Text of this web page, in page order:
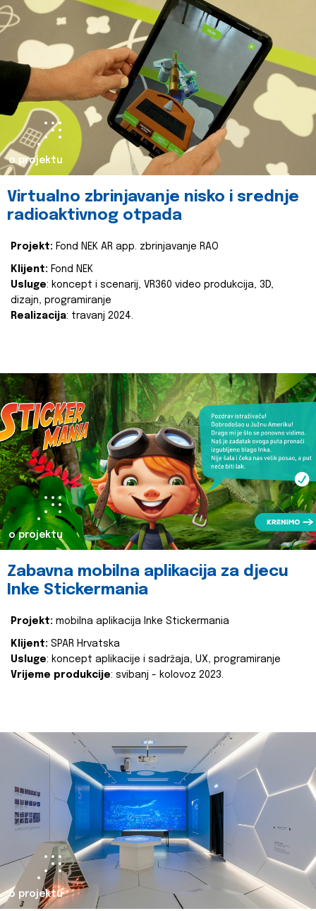
o projektu
Virtualno zbrinjavanje nisko i srednje
radioaktivnog otpada
Projekt: Fond NEK AR app. zbrinjavanje RAO
Klijent: Fond NEK
Usluge: koncept i scenarij, VR360 video produkcija, 3D,
dizajn, programiranje
Realizacija: travanj 2024.
o projektu
Zabavna mobilna aplikacija za djecu
Inke Stickermania
Projekt: mobilna aplikacija Inke Stickermania
Klijent: SPAR Hrvatska
Usluge: koncept aplikacije i sadržaja, UX, programiranje
Vrijeme produkcije: svibanj - kolovoz 2023.
o projektu